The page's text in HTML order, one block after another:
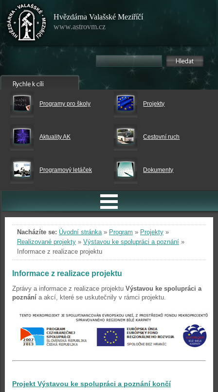
Hvězdárna Valašské Meziříčí
www.astrovm.cz
Programy pro školy Projekty
Aktuality AK Cestovní ruch
Programový letáček Dokumenty
Nacházíte se: Úvodní stránka» Program » Projekty »
Realizované projekty » Výstavou ke spolupráci a poznání »
Informace z realizace projektu
Informace z realizace projektu
Zprávy a informace z realizace projektu Výstavou ke spolupráci a
poznání a akcí, které se uskutečnily v rámci projektu.
Projekt Výstavou ke spolupráci a poznání končí